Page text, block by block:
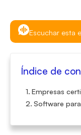
Escuchar esta
Índice de
Empresas
Software